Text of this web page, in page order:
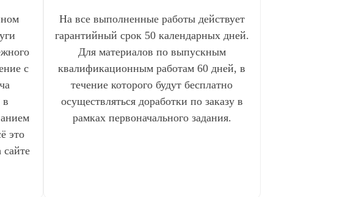
с
в
это
На все выполненные работы действует
гарантийный срок 50 календарных дней.
Для материалов по выпускным
квалификационным работам 60 дней, в
течение которого будут бесплатно
осуществляться доработки по заказу в
рамках первоначального задания.